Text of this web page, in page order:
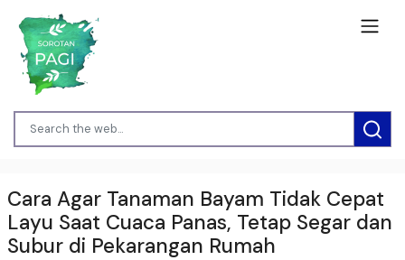
Cara Agar Tanaman Bayam Tidak Cepat
Layu Saat Cuaca Panas, Tetap Segar dan
Subur di Pekarangan Rumah